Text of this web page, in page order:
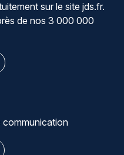
sur le site jds.fr.
de nos 3 000 000
communication